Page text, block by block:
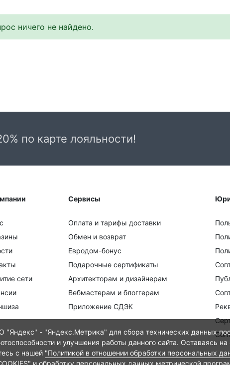
ничего не найдено.
по карте лояльности!
сети
Сервисы
Оплата и тарифы доставки
Обмен и возврат
Евродом-бонус
Подарочные сертификаты
Архитекторам и дизайнерам
Вебмастерам и блоггерам
Приложение СДЭК
- "Яндекс.Метрика" для сбора технических данных
и улучшения работы данного сайта. Оставаясь
с нашей "Политикой в отношении обработки персональных
и обработку персональных данных метрической